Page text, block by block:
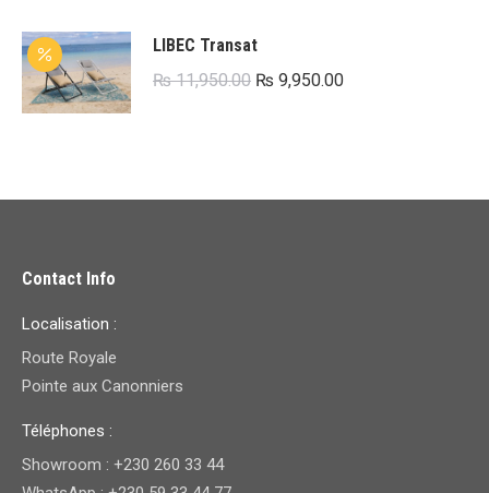
LIBEC Transat
₨11,950.00 Le
₨ 11,950.00.
₨ 9,950.00Le
₨ 9,950.00.
Contact Info
Localisation :
Route Royale
Pointe aux Canonniers
Téléphones :
Showroom : +230 260 33 44